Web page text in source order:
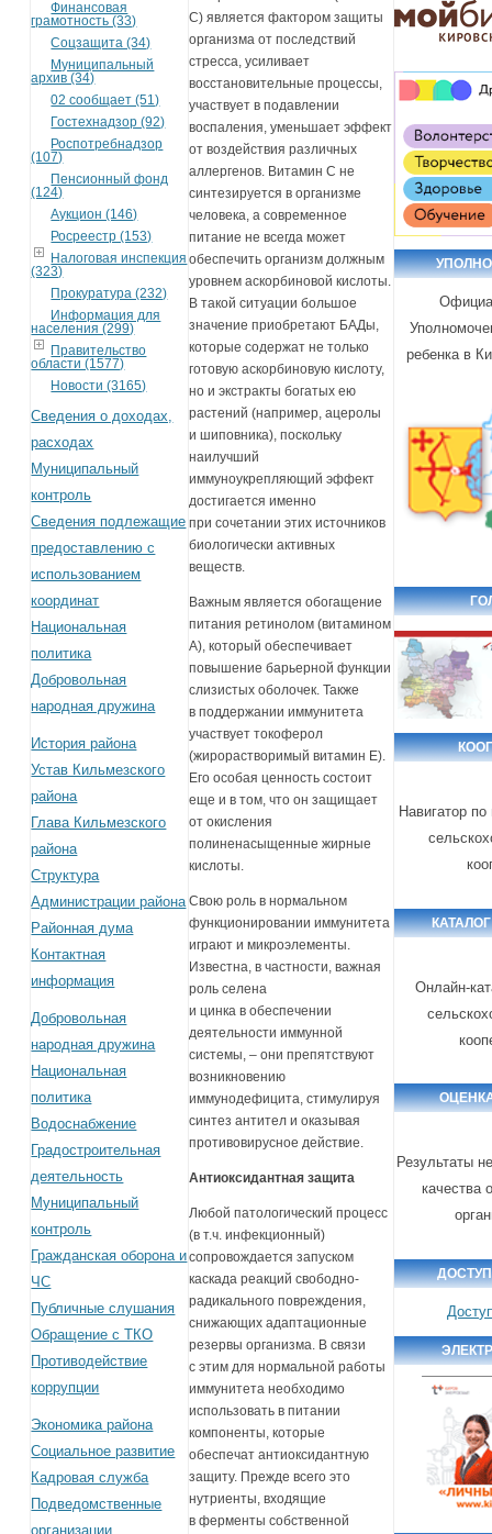
Финансовая
грамотность (33)
Соцзащита (34)
Муниципальный
архив (34)
02 сообщает (51)
Гостехнадзор (92)
Роспотребнадзор
(107)
Пенсионный фонд
(124)
Аукцион (146)
Росреестр (153)
Налоговая инспекция
(323)
Прокуратура (232)
Информация для
населения (299)
Правительство
области (1577)
Новости (3165)
Сведения о доходах,
расходах
Муниципальный
контроль
Сведения подлежащие
предоставлению с
использованием
координат
Национальная
политика
Добровольная
народная дружина
История района
Устав Кильмезского
района
Глава Кильмезского
района
Структура
Администрации района
Районная дума
Контактная
информация
Добровольная
народная дружина
Национальная
политика
Водоснабжение
Градостроительная
деятельность
Муниципальный
контроль
Гражданская оборона и
ЧС
Публичные слушания
Обращение с ТКО
Противодействие
коррупции
Экономика района
Социальное развитие
Кадровая служба
Подведомственные
организации
С) является фактором защиты
организма от последствий
стресса, усиливает
восстановительные процессы,
участвует в подавлении
воспаления, уменьшает эффект
от воздействия различных
аллергенов. Витамин C не
синтезируется в организме
человека, а современное
питание не всегда может
обеспечить организм должным
уровнем аскорбиновой кислоты.
В такой ситуации большое
значение приобретают БАДы,
которые содержат не только
готовую аскорбиновую кислоту,
но и экстракты богатых ею
растений (например, ацеролы
и шиповника), поскольку
наилучший
иммуноукрепляющий эффект
достигается именно
при сочетании этих источников
биологически активных
веществ.
Важным является обогащение
питания ретинолом (витамином
A), который обеспечивает
повышение барьерной функции
слизистых оболочек. Также
в поддержании иммунитета
участвует токоферол
(жирорастворимый витамин Е).
Его особая ценность состоит
еще и в том, что он защищает
от окисления
полиненасыщенные жирные
кислоты.
Свою роль в нормальном
функционировании иммунитета
играют и микроэлементы.
Известна, в частности, важная
роль селена
и цинка в обеспечении
деятельности иммунной
системы, – они препятствуют
возникновению
иммунодефицита, стимулируя
синтез антител и оказывая
противовирусное действие.
Антиоксидантная защита
Любой патологический процесс
(в т.ч. инфекционный)
сопровождается запуском
каскада реакций свободно-
радикального повреждения,
снижающих адаптационные
резервы организма. В связи
с этим для нормальной работы
иммунитета необходимо
использовать в питании
компоненты, которые
обеспечат антиоксидантную
защиту. Прежде всего это
нутриенты, входящие
в ферменты собственной
ребенка в
Навигатор
Онлайн-
Результаты
качества